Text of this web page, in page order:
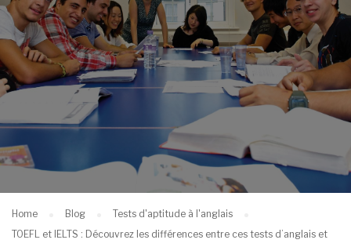
Home Blog
Tests d'aptitude à l'anglais
TOEFL et IELTS : Découvrez les différences entre ces tests d’anglais et